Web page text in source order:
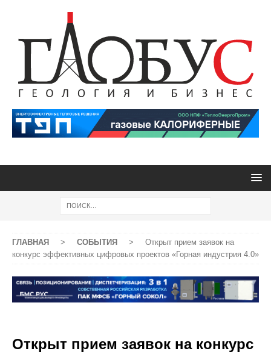
ГЛАВНАЯ > СОБЫТИЯ >
Открыт прием заявок на
конкурс эффективных цифровых проектов «Горная индустрия 4.0»
Открыт прием заявок на конкурс